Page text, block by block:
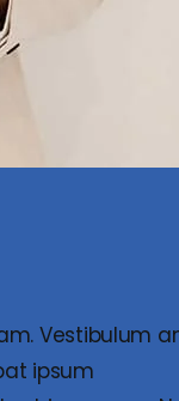
Vestibulum
ipsum